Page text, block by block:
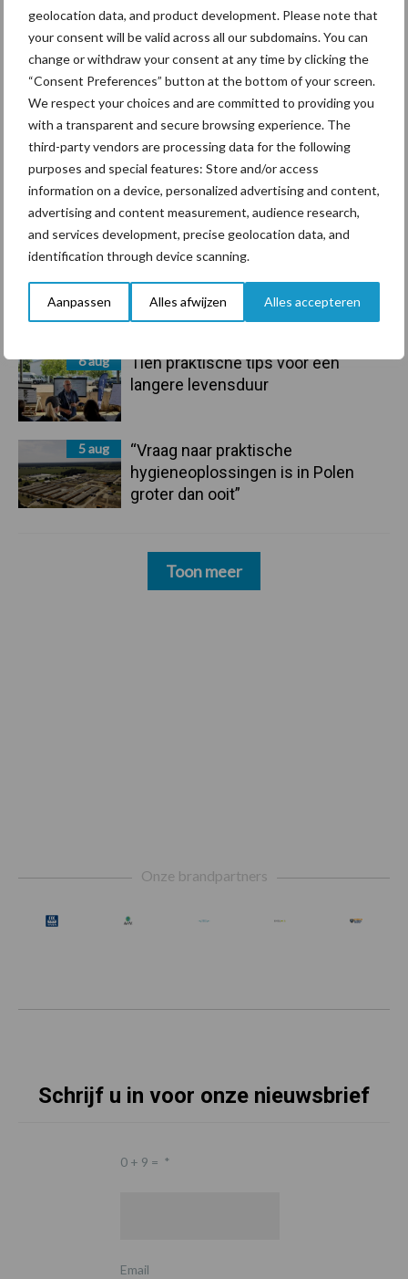
geolocation data, and product development. Please note that
your consent will be valid across all our subdomains. You can
change or withdraw your consent at any time by clicking the
“Consent Preferences” button at the bottom of your screen.
We respect your choices and are committed to providing you
with a transparent and secure browsing experience. The
third-party vendors are processing data for the following
purposes and special features: Store and/or access
information on a device, personalized advertising and content,
advertising and content measurement, audience research,
and services development, precise geolocation data, and
identification through device scanning.
Aanpassen Alles afwijzen Alles accepteren
Primaire
Sidebar
Recent nieuws Partner nieuws
7 aug
Grondstoffenmarkt blijft grillig:
droogte en geopolitiek houden
handel in de greep
7 aug
De speenhuid: een vaak
onderschatte risicofactor voor
mastitis
Nederlandse markt
6 aug
Tien praktische tips voor een
langere levensduur
5 aug
“Vraag naar praktische
hygieneoplossingen is in Polen
groter dan ooit”
Toon meer
Onze brandpartners
Schrijf u in voor onze nieuwsbrief
0 + 9 = *
Email